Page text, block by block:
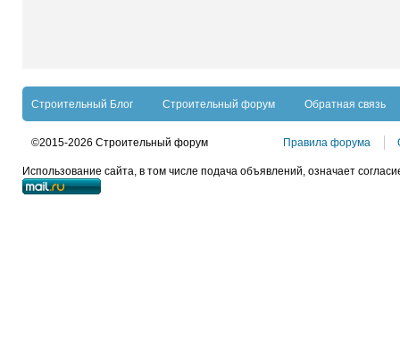
Строительный Блог Строительный форум Обратная связь
©2015-2026 Строительный форум Правила форума
Использование сайта, в том числе подача объявлений, означает